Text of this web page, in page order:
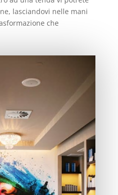
lasciandovi nelle mani
che